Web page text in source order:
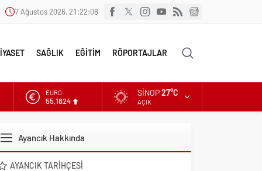
7 Ağustos 2026, 21:22:09
SAĞLIK EĞİTİM RÖPORTAJLAR
EURO
55,1824
DOLAR
47,6954
SINOP27°C
AÇIK
Ayancık Hakkında
AYANCIK TARIHÇESI